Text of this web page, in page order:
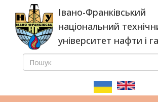
основного
вмісту
Івано-Франківський
національний
університет нафти і
ПОШУКОВА
ПОШУК